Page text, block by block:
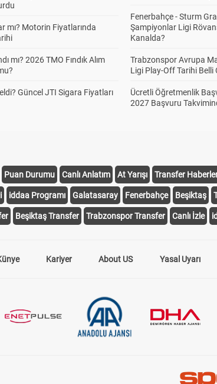
mı? Motorin Fiyatlarında
mı? 2026 TMO Fındık Alım
Güncel JTI Sigara Fiyatları
Fenerbahçe - Sturm
Şampiyonlar Ligi
Kanalda?
Trabzonspor Avrupa
Ligi Play-Off Tarihi Belli
Ücretli Öğretmenlik
2027 Başvuru
Puan Durumu Canlı Anlatım At Yarışı Transfer
iddaa Programı Galatasaray Fenerbahçe Beşiktaş
Beşiktaş Transfer Trabzonspor Transfer Canlı İzle
Kariyer About US Yasal Uyarı